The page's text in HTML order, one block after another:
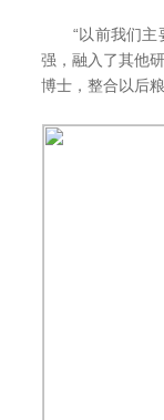
“以前我们主要
强，融入了其他
博士，整合以后